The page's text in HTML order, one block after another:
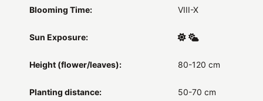
Blooming Time: VIII-X
Sun Exposure:
Height (flower/leaves): 80-120 cm
Planting distance: 50-70 cm